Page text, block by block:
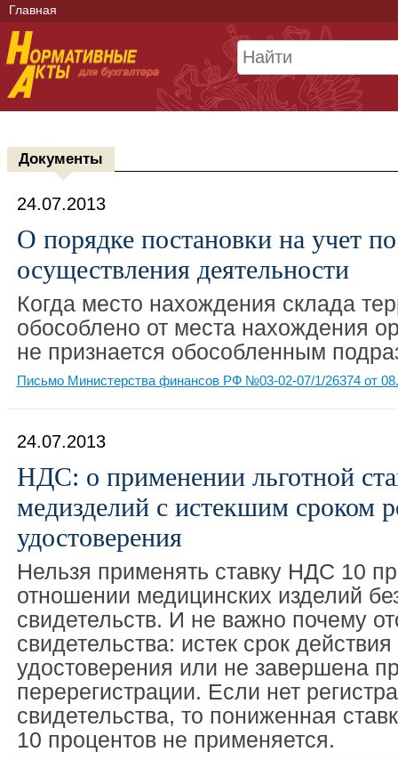
Главная
Документы
24.07.2013
О порядке постановки на учет
осуществления деятельности
Когда место нахождения склада
обособлено от места нахождения
не признается обособленным
Письмо Министерства финансов РФ №03-02-07/1/26374 от
24.07.2013
НДС: о применении льготной
медизделий с истекшим сроком
удостоверения
Нельзя применять ставку НДС 10
отношении медицинских изделий
свидетельств. И не важно почему
свидетельства: истек срок
удостоверения или не завершена
перерегистрации. Если нет
свидетельства, то пониженная
10 процентов не применяется.